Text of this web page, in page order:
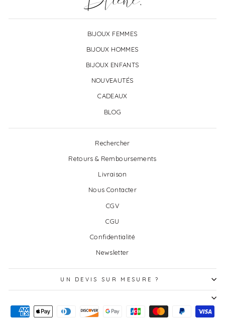
BIJOUX FEMMES
BIJOUX HOMMES
BIJOUX ENFANTS
NOUVEAUTÉS
CADEAUX
BLOG
Rechercher
Retours & Remboursements
Livraison
Nous Contacter
CGV
CGU
Confidentialité
Newsletter
UN DEVIS SUR MESURE ?